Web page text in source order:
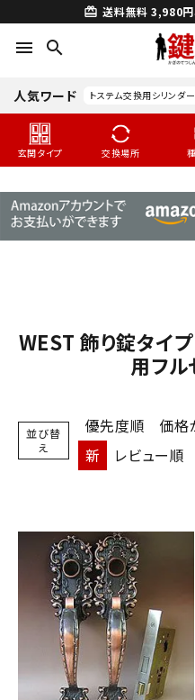
card_giftcard 送料無料 3,980円
menu search
人気ワード トステム交換用シリンダー
玄関タイプ 交換場所
室内錠
レバーハンドル錠の交換
レバーハンドルのみ交換
暗証番号錠
防犯対策
WEST 飾り錠タイ
用フ
並び替
え
優先度順 価格
新
レビュー順